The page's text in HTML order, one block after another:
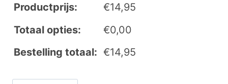
Productprijs: €14,95
Totaal opties:
€0,00
Bestelling totaal: €14,95